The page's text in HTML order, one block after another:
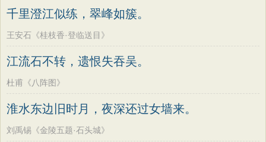
千里澄江似练，翠峰如簇。
王安石《桂枝香·登临送目》
江流石不转，遗恨失吞吴。
杜甫《八阵图》
淮水东边旧时月，夜深还过女墙来。
刘禹锡《金陵五题·石头城》